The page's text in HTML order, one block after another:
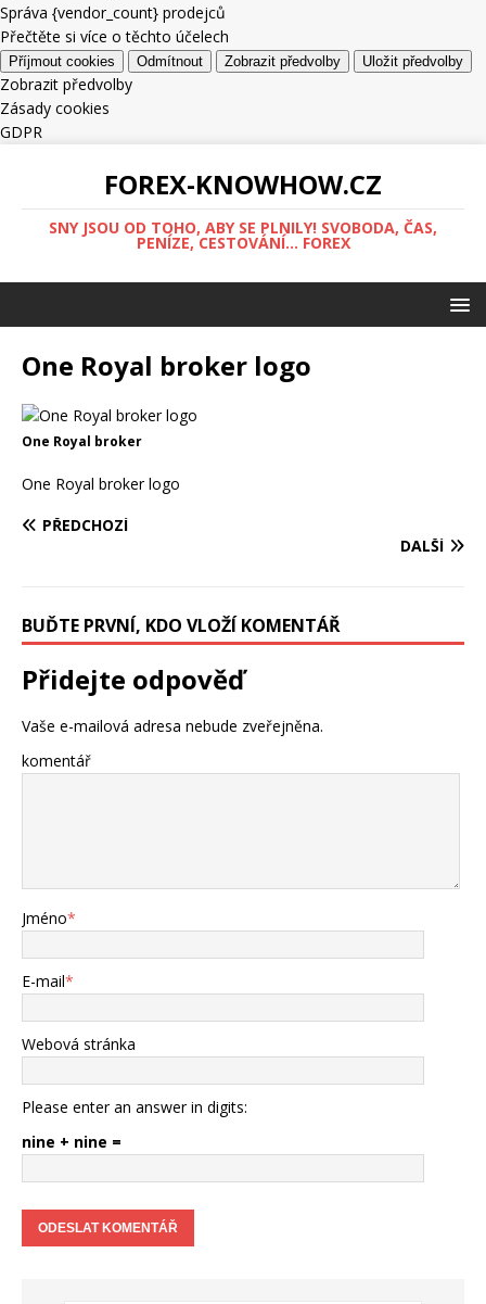
Správa {vendor_count} prodejců
Přečtěte si více o těchto účelech
Příjmout cookies Odmítnout Zobrazit předvolby Uložit předvolby
Zobrazit předvolby
Zásady cookies
GDPR
FOREX-KNOWHOW.CZ
SNY JSOU OD TOHO, ABY SE PLNILY! SVOBODA, ČAS,
PENÍZE, CESTOVÁNÍ... FOREX
One Royal broker logo
One Royal broker
One Royal broker logo
PŘEDCHOZÍ
DALŠÍ
BUĎTE PRVNÍ, KDO VLOŽÍ KOMENTÁŘ
Přidejte odpověď
Vaše e-mailová adresa nebude zveřejněna.
komentář
Jméno*
E-mail*
Webová stránka
Please enter an answer in digits:
nine + nine =